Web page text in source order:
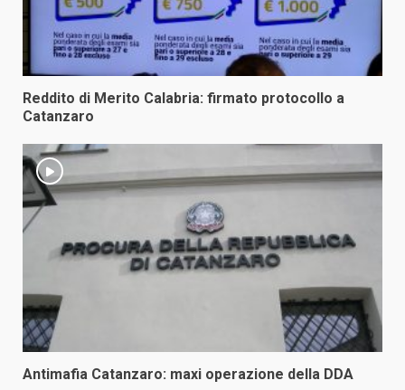
Reddito di Merito Calabria: firmato protocollo a
Catanzaro
Antimafia Catanzaro: maxi operazione della DDA